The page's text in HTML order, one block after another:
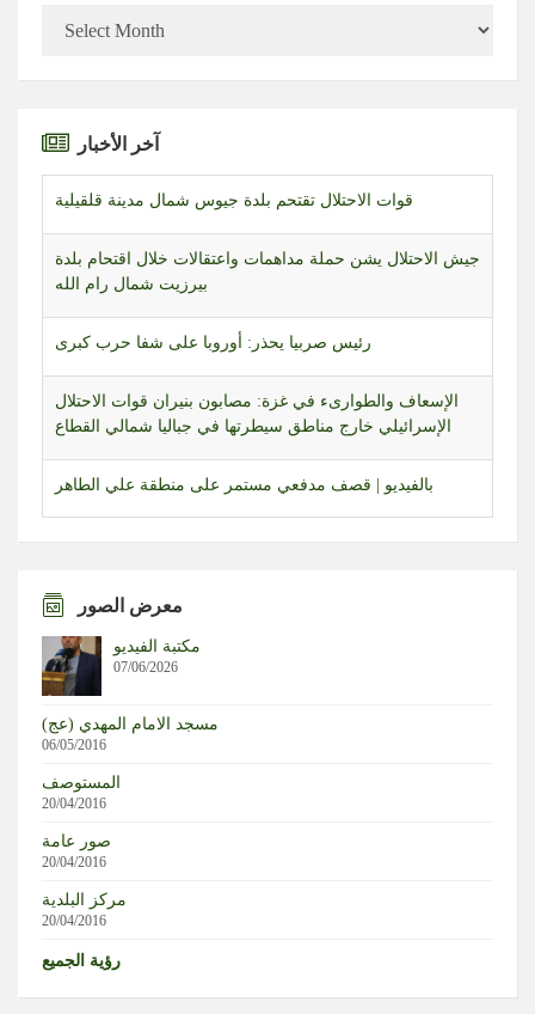
آخر الأخبار
قوات الاحتلال تقتحم بلدة جيوس شمال مدينة قلقيلية
جيش الاحتلال يشن حملة مداهمات واعتقالات خلال اقتحام بلدة
رئيس صربيا يحذر: أوروبا على شفا حرب كبرى
الإسعاف والطوارىء في غزة: مصابون بنيران قوات الاحتلال
بالفيديو | قصف مدفعي مستمر على منطقة علي الطاهر
قوات الاحتلال تعتقل 11 فلسطينيًا خلال اقتحامها قرية مراح
أكسيوس عن مسؤول أمريكي رفيع المستوى: البيت الأبيض غير
منزعج من تصريح نتنياهو بشأن خطة غزة
مندوب روسي: السياسيون الذين يربطون الحرائق في فرنسا
السلام في غزة
معرض الصور
مكتبة الفيديو
07/06/2026
مسجد الامام المهدي (عج)
06/05/2016
المستوصف
20/04/2016
صور عامة
20/04/2016
مركز البلدية
20/04/2016
رؤية الجميع